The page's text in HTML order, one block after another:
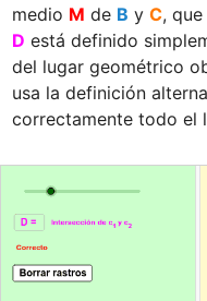
medio M de B y C, que
D está definido
del lugar geométrico
usa la definición
correctamente todo el